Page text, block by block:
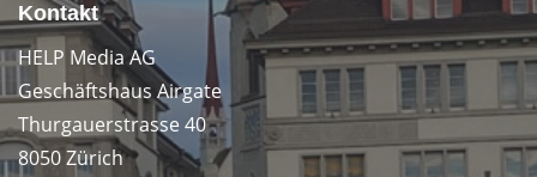
Kontakt
HELP Media AG
Geschäftshaus Airgate
Thurgauerstrasse 40
8050 Zürich